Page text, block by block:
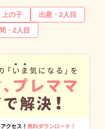
上の子
出産・2人目
・2人目